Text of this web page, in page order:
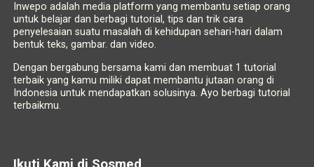
Inwepo adalah media platform yang membantu setiap orang
untuk belajar dan berbagi tutorial, tips dan trik cara
penyelesaian suatu masalah di kehidupan sehari-hari dalam
bentuk teks, gambar. dan video.
Dengan bergabung bersama kami dan membuat 1 tutorial
terbaik yang kamu miliki dapat membantu jutaan orang di
Indonesia untuk mendapatkan solusinya. Ayo berbagi tutorial
terbaikmu.